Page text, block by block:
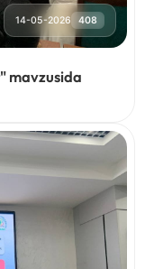
14-05-2026 408
mavzusida